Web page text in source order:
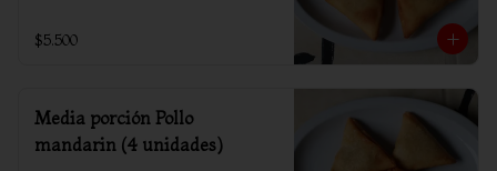
$5.500
Media porción Pollo
mandarin (4 unidades)